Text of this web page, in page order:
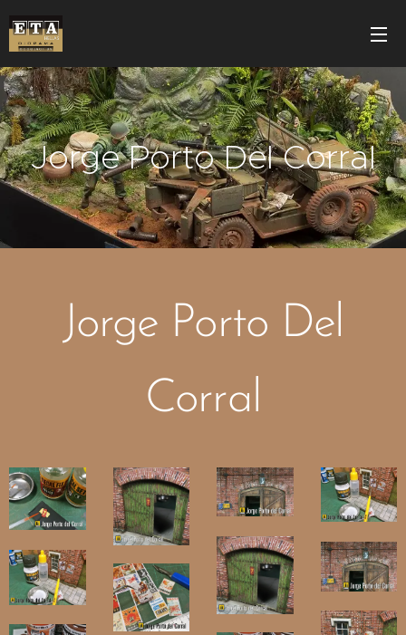
Jorge Porto Del Corral
Jorge Porto Del
Corral